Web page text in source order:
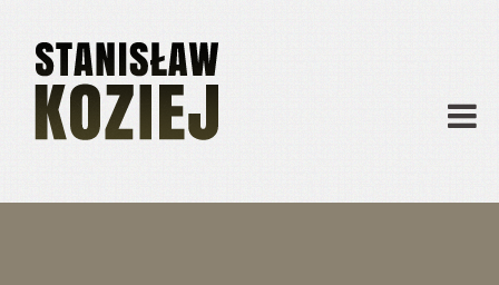
Publikacje
Działalność
Materiały dydaktyczne